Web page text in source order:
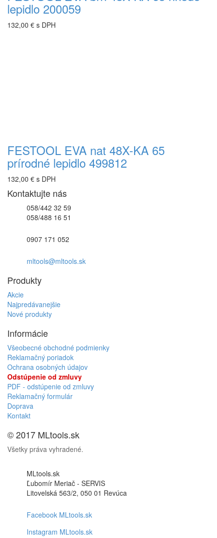
lepidlo 200059
132,00 € s DPH
FESTOOL EVA nat 48X-KA 65
prírodné lepidlo 499812
132,00 € s DPH
Kontaktujte nás
058/442 32 59
058/488 16 51
0907 171 052
mltools@mltools.sk
Produkty
Akcie
Najpredávanejšie
Nové produkty
Informácie
Všeobecné obchodné podmienky
Reklamačný poriadok
Ochrana osobných údajov
Odstúpenie od zmluvy
PDF - odstúpenie od zmluvy
Reklamačný formulár
Doprava
Kontakt
© 2017 MLtools.sk
Všetky práva vyhradené.
MLtools.sk
Ľubomír Meriač - SERVIS
Litovelská 563/2, 050 01 Revúca
Facebook MLtools.sk
Instagram MLtools.sk